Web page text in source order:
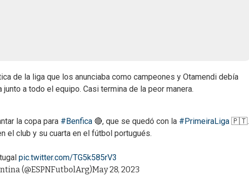
de la liga que los anunciaba como campeones y Otamendi debía
a todo el equipo. Casi termina de la peor manera.
la copa para #Benfica 🔴, que se quedó con la #PrimeiraLiga 🇵🇹.
el club y su cuarta en el fútbol portugués.
pic.twitter.com/TG5k585rV3
(@ESPNFutbolArg)May 28, 2023